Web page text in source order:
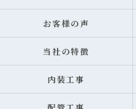
お客様の声
当社の特徴
内装工事